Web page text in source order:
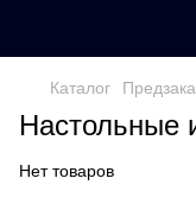
Каталог
Настольные
Нет товаров